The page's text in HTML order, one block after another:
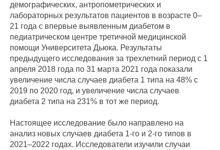
демографических, антропометрических и
лабораторных результатов пациентов в возрасте 0–
21 года с впервые выявленным диабетом в
педиатрическом центре третичной медицинской
помощи Университета Дьюка. Результаты
предыдущего исследования за трехлетний период с 1
апреля 2018 года по 31 марта 2021 года показали
увеличение числа случаев диабета 1 типа на 48% с
2019 по 2020 год, и увеличение числа случаев
диабета 2 типа на 231% в тот же период.
Настоящее исследование было направлено на
анализ новых случаев диабета 1-го и 2-го типов в
2021–2022 годах. Исследователи изучили случаи